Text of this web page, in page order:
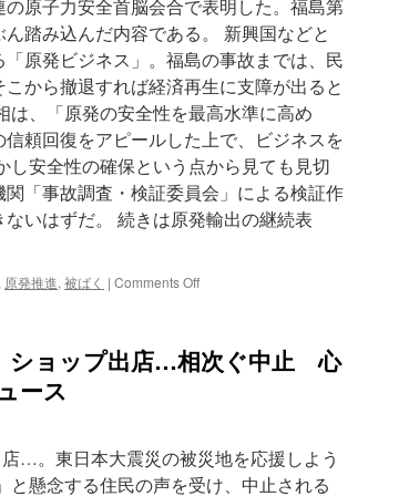
原子力安全首脳会合で表明した。福島第
踏み込んだ内容である。 新興国などと
原発ビジネス」。福島の事故までは、民
から撤退すれば経済再生に支障が出ると
、「原発の安全性を最高水準に高め
頼回復をアピールした上で、ビジネスを
安全性の確保という点から見ても見切
「事故調査・検証委員会」による検証作
いはずだ。 続きは原発輸出の継続表
原発推進, 被ばく | Comments Offon
出
明
見
ショップ出店…相次ぐ中止 心
ース
…。東日本大震災の被災地を応援しよう
懸念する住民の声を受け、中止される